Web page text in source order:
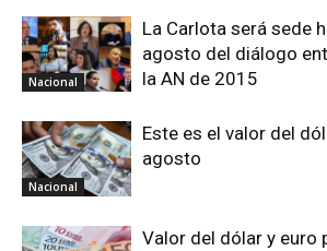
Nacional
La Carlota será sede
agosto del diálogo
la AN de 2015
Nacional
Este es el valor del
agosto
Valor del dólar y euro